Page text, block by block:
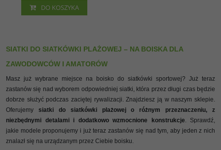
DO KOSZYKA
SIATKI DO SIATKÓWKI PLAŻOWEJ – NA BOISKA DLA
ZAWODOWCÓW I AMATORÓW
Masz już wybrane miejsce na boisko do siatkówki sportowej? Już teraz
zastanów się nad wyborem odpowiedniej siatki, która przez długi czas będzie
dobrze służyć podczas zaciętej rywalizacji. Znajdziesz ją w naszym sklepie.
Oferujemy siatki do siatkówki plażowej o różnym przeznaczeniu, z
niezbędnymi detalami i dodatkowo wzmocnione konstrukcje. Sprawdź,
jakie modele proponujemy i już teraz zastanów się nad tym, aby jeden z nich
znalazł się na urządzanym przez Ciebie boisku.